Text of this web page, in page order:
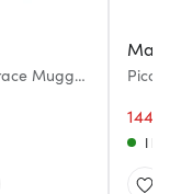
Mugg
144
I